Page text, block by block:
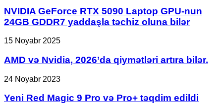
RTX
5090
Laptop
GPU-
nun
GDDR7
təchiz
bilər
NVIDIA GeForce RTX 5090 Laptop GPU-nun
24GB GDDR7 yaddaşla təchiz oluna bilər
AMD
Nvidia,
2026’da
qiymətləri
artıra
bilər.
15 Noyabr 2025
AMD və Nvidia, 2026’da qiymətləri artıra bilər.
Yeni
Magic
24 Noyabr 2023
Yeni Red Magic 9 Pro və Pro+ təqdim edildi